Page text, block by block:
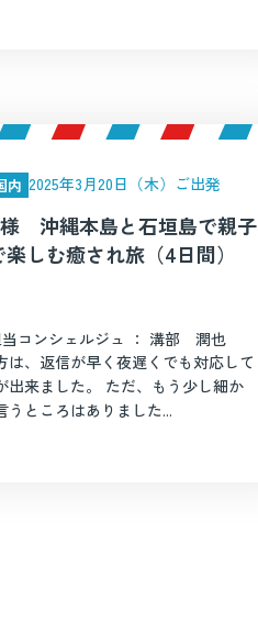
内 2025年3月20日（木）ご出発
沖縄本島と石垣島で親子
楽しむ癒され旅（4日間）
コンシェルジュ ： 溝部 潤也
、返信が早く夜遅くでも対応して
出来ました。 ただ、もう少し細か
ところはありました...